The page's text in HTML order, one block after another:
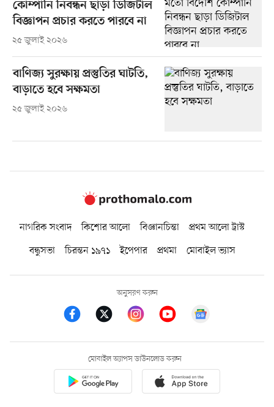
কোম্পানি নিবন্ধন ছাড়া ডিজিটাল
বিজ্ঞাপন প্রচার করতে পারবে না
২৫ জুলাই ২০২৬
বাণিজ্য সুরক্ষায় প্রস্তুতির ঘাটতি,
বাড়াতে হবে সক্ষমতা
২৫ জুলাই ২০২৬
নাগরিক সংবাদ কিশোর আলো বিজ্ঞানচিন্তা
প্রথম আলো ট্রাস্ট
বন্ধুসভা
চিরন্তন ১৯৭১ ইপেপার প্রথমা মোবাইল ভ্যাস
অনুসরণ করুন
মোবাইল অ্যাপস ডাউনলোড করুন